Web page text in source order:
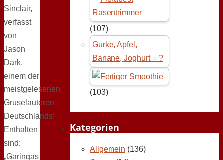
Sinclair,
verfasst
von
Jason
Dark,
einem der
meistgelesenen
Gruselautoren
Deutschlands!
Enthalten
sind:
„Garingas
(107)
Gurke, Apfel,
Banane, Joghurt = ?
(103)
Kategorien
Allgemein (136)